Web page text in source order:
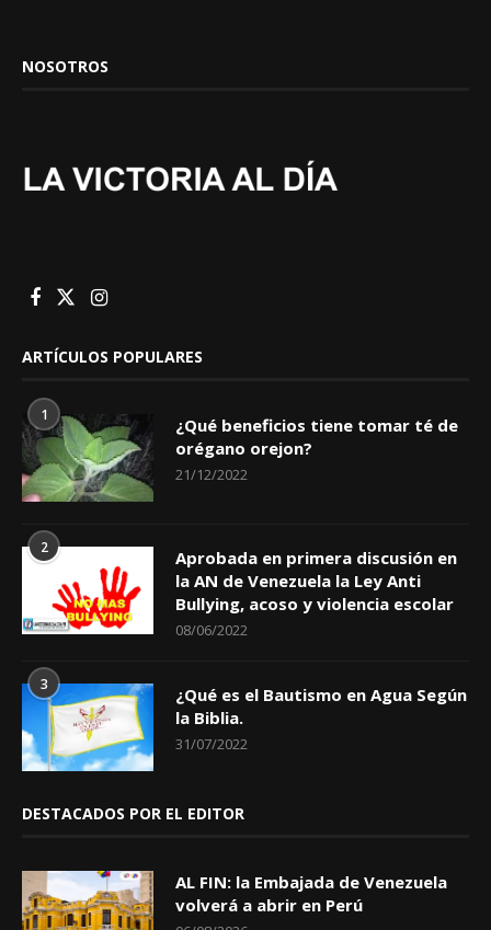
NOSOTROS
ARTÍCULOS POPULARES
1
¿Qué beneficios tiene tomar té de
orégano orejon?
21/12/2022
2
Aprobada en primera discusión en
la AN de Venezuela la Ley Anti
Bullying, acoso y violencia escolar
08/06/2022
3
¿Qué es el Bautismo en Agua Según
la Biblia.
31/07/2022
DESTACADOS POR EL EDITOR
AL FIN: la Embajada de Venezuela
volverá a abrir en Perú